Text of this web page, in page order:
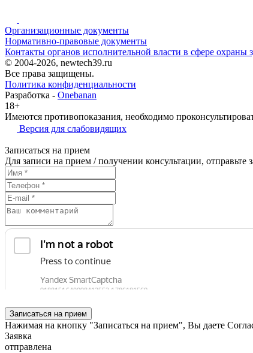
Организационные документы
Нормативно-правовые документы
Контакты органов исполнительной власти в сфере охраны
© 2004-2026, newtech39.ru
Все права защищены.
Политика конфиденциальности
Разработка - Onebanan
18+
Имеются противопоказания, необходимо
Версия для слабовидящих
Записаться на прием
Для записи на прием / получении консультации, отправьте
Записаться на прием
Нажимая на кнопку "Записаться на прием", Вы даете
Заявка
отправлена